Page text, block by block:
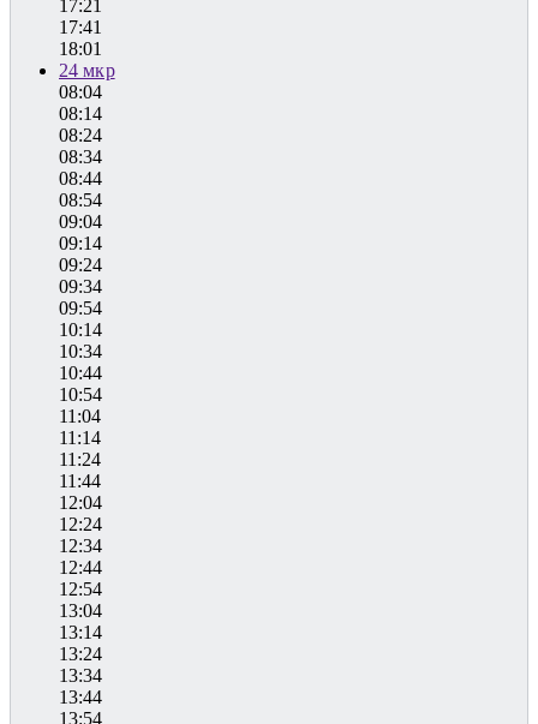
17:21
17:41
18:01
24 мкр
08:04
08:14
08:24
08:34
08:44
08:54
09:04
09:14
09:24
09:34
09:54
10:14
10:34
10:44
10:54
11:04
11:14
11:24
11:44
12:04
12:24
12:34
12:44
12:54
13:04
13:14
13:24
13:34
13:44
13:54